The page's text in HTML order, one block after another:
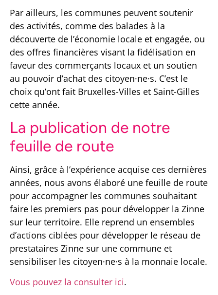
Par ailleurs, les communes peuvent soutenir
des activités, comme des balades à la
découverte de l’économie locale et engagée, ou
des offres financières visant la fidélisation en
faveur des commerçants locaux et un soutien
au pouvoir d’achat des citoyen·ne·s. C’est le
choix qu’ont fait Bruxelles-Villes et Saint-Gilles
cette année.
La publication de notre
feuille de route
Ainsi, grâce à l’expérience acquise ces dernières
années, nous avons élaboré une feuille de route
pour accompagner les communes souhaitant
faire les premiers pas pour développer la Zinne
sur leur territoire. Elle reprend un ensembles
d’actions ciblées pour développer le réseau de
prestataires Zinne sur une commune et
sensibiliser les citoyen·ne·s à la monnaie locale.
Vous pouvez la consulter ici.